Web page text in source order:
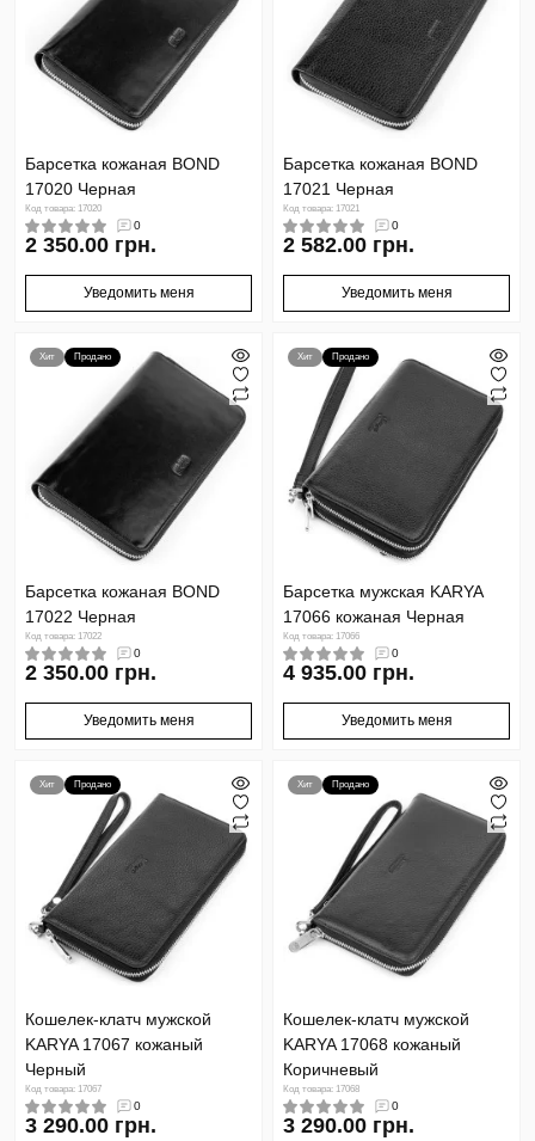
Барсетка кожаная BOND
17020 Черная
Код товара: 17020
0
2 350.00 грн.
Уведомить меня
Барсетка кожаная BOND
17021 Черная
Код товара: 17021
0
2 582.00 грн.
Уведомить меня
Хит Продано
Барсетка кожаная BOND
17022 Черная
Код товара: 17022
0
2 350.00 грн.
Уведомить меня
Хит Продано
Барсетка мужская KARYA
17066 кожаная Черная
Код товара: 17066
0
4 935.00 грн.
Уведомить меня
Хит Продано
Кошелек-клатч мужской
KARYA 17067 кожаный
Черный
Код товара: 17067
0
3 290.00 грн.
Хит Продано
Кошелек-клатч мужской
KARYA 17068 кожаный
Коричневый
Код товара: 17068
0
3 290.00 грн.